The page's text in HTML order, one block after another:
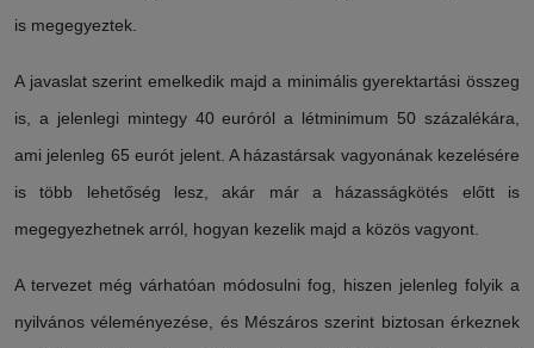
is megegyeztek.
A javaslat szerint emelkedik majd a minimális gyerektartási összeg
is, a jelenlegi mintegy 40 euróról a létminimum 50 százalékára,
ami jelenleg 65 eurót jelent. A házastársak vagyonának kezelésére
is több lehetőség lesz, akár már a házasságkötés előtt is
megegyezhetnek arról, hogyan kezelik majd a közös vagyont.
A tervezet még várhatóan módosulni fog, hiszen jelenleg folyik a
nyilvános véleményezése, és Mészáros szerint biztosan érkeznek